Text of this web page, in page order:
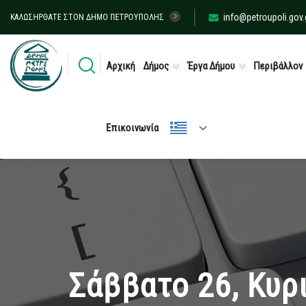
ΚΑΛΩΣΉΡΘΑΤΕ ΣΤΟΝ ΔΉΜΟ ΠΕΤΡΟΎΠΟΛΗΣ
Αρχική Δήμος Έργα Δήμου Περιβάλλον
Επικοινωνία
Σάββατο 26,